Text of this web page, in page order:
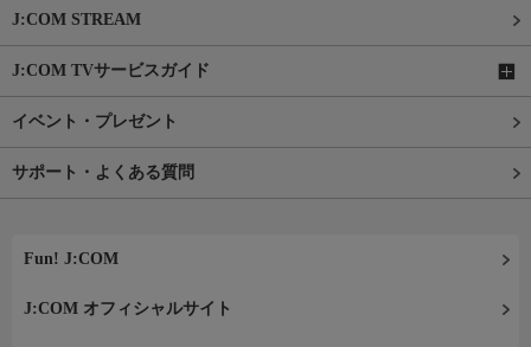
J:COM STREAM
J:COM TVサービスガイド
イベント・プレゼント
サポート・よくある質問
Fun! J:COM
J:COM オフィシャルサイト